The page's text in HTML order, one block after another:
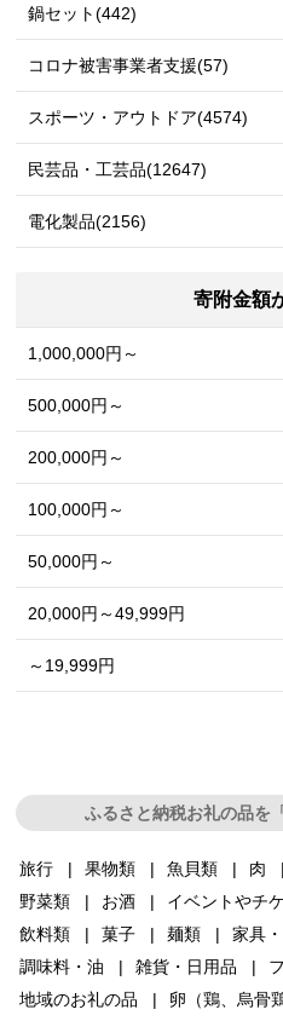
鍋セット(442)
コロナ被害事業者支援(57)
スポーツ・アウトドア(4574)
民芸品・工芸品(12647)
電化製品(2156)
寄附金額
1,000,000円～
500,000円～
200,000円～
100,000円～
50,000円～
20,000円～49,999円
～19,999円
ふるさと納税お礼の品を
旅行 果物類 魚貝類 肉
野菜類
お酒 イベントやチ
飲料類
菓子 麺類 家具
調味料・油
雑貨・日用品
地域のお礼の品
卵（鶏、烏骨